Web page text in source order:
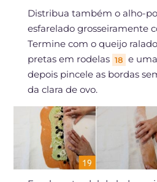
Distribua também o alho-
esfarelado grosseiramente
Termine com o queijo ralado
pretas em rodelas 18 e
depois pincele as bordas
da clara de ovo.